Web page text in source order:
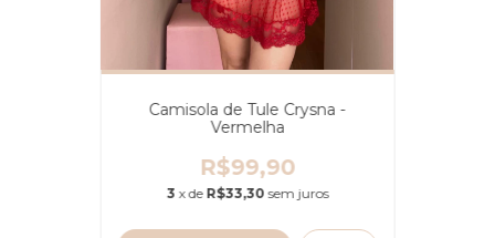
Camisola de Tule Crysna -
Vermelha
R$99,90
3 x de R$33,30 sem juros